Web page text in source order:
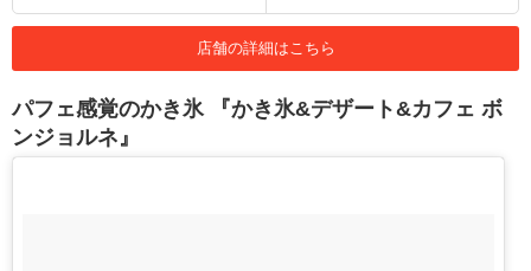
店舗の詳細はこちら
パフェ感覚のかき氷 『かき氷&デザート&カフェ ボ
ンジョルネ』